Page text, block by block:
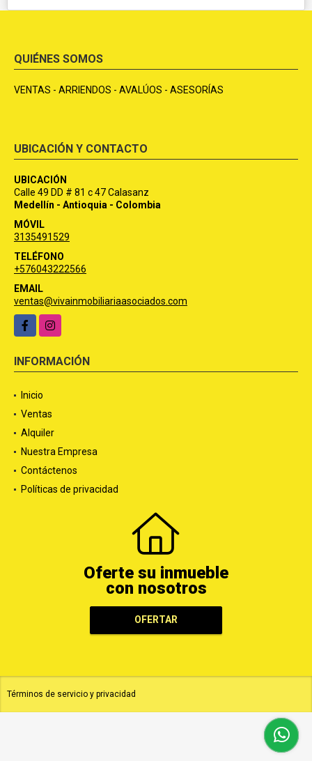
QUIÉNES SOMOS
VENTAS - ARRIENDOS - AVALÚOS - ASESORÍAS
UBICACIÓN Y CONTACTO
UBICACIÓN
Calle 49 DD # 81 c 47 Calasanz
Medellín - Antioquia - Colombia
MÓVIL
3135491529
TELÉFONO
+576043222566
EMAIL
ventas@vivainmobiliariaasociados.com
FacebookInstagram
INFORMACIÓN
Inicio
Ventas
Alquiler
Nuestra Empresa
Contáctenos
Políticas de privacidad
Oferte su inmueble
con nosotros
OFERTAR
Términos de servicio y privacidad